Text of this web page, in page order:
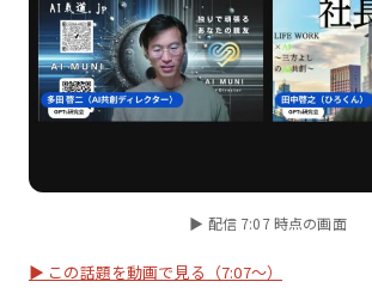
▶ 配信 7:07 時点の画面
▶ この話題を動画で見る（7:07〜）